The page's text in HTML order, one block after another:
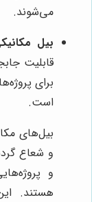
می‌شوند.
بیل
قابلیت
برای
است.
بیل‌های
و شعاع
و
هستند.